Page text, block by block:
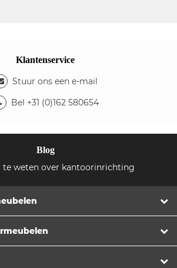
Klantenservice
Stuur ons een e-mail
Bel +31 (0)162 580654
Blog
te weten over kantoorinrichting